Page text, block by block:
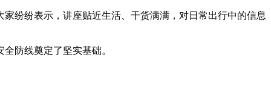
纷表示，讲座贴近生活、干货满满，对日常出行中的信息
防线奠定了坚实基础。